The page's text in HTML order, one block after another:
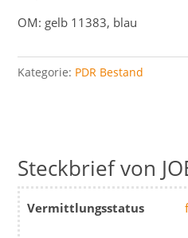
OM: gelb 11383, blau
Kategorie: PDR Bestand
Vermittlungsstatus